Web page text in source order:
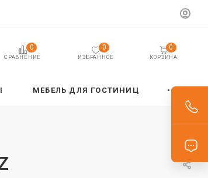
СРАВНЕНИЕ
0
ИЗБРАННОЕ
0
КОРЗИНА
0
МЕБЕЛЬ ДЛЯ ГОСТИНИЦ